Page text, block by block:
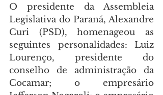
O presidente da Assembleia
Legislativa do Paraná, Alexandre
Curi (PSD), homenageou as
seguintes personalidades: Luiz
Lourenço, presidente do
conselho de administração da
Cocamar; o empresário